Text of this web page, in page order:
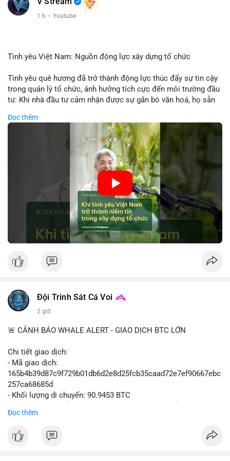
1 h · Youtube
Tình yêu Việt Nam: Nguồn động lực xây dựng tổ chức
Tình yêu quê hương đã trở thành động lực thúc đẩy sự tin cậy
trong quản lý tổ chức, ảnh hưởng tích cực đến môi trường đầu
tư. Khi nhà đầu tư cảm nhận được sự gắn bó văn hoá, họ sẵn
các công ty blockchain và tiền mã hoá. Sự tăng cường niềm
tin này giúp giảm rủi ro thị trường, cải thiện chi phí vốn và thúc
đẩy sự phát triển bền vững của ngành công nghệ tài chính. Các
nhà quản lý cần khai thác tinh thần này để xây dựng chiến lược
phát triển bền vững và thu hút vốn đầu tư.
🎥 Xem video trực tiếp tại:
Nguồn: VIETSUCCESS
Đọc thêm
Đội Trinh Sát Cá Voi
2 giờ
🚨 CẢNH BÁO WHALE ALERT - GIAO DỊCH BTC LỚN
Chi tiết giao dịch:
- Mã giao dịch:
165b4b39d87c9f729b01db6d2e8d25fcb35caad72e7ef90667ebc
257ca68685d
- Khối lượng di chuyển: 90.9453 BTC
USD)
Đọc thêm